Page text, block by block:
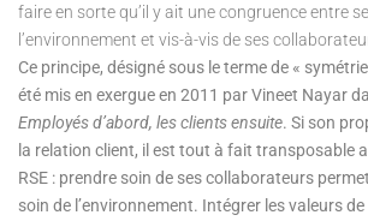
faire en sorte qu’il y ait une congruence entre
l’environnement et vis-à-vis de ses
Ce principe, désigné sous le terme de «
été mis en exergue en 2011 par Vineet Nayar
Employés d’abord, les clients ensuite. Si son
la relation client, il est tout à fait transposable
RSE : prendre soin de ses collaborateurs
soin de l’environnement. Intégrer les valeurs de